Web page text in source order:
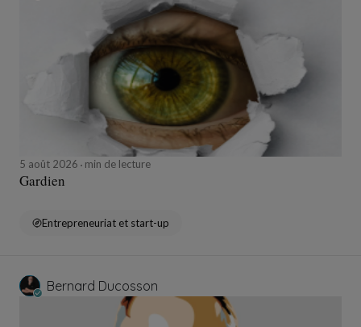
5 août 2026 min de lecture
Gardien
Entrepreneuriat et start-up
Bernard Ducosson